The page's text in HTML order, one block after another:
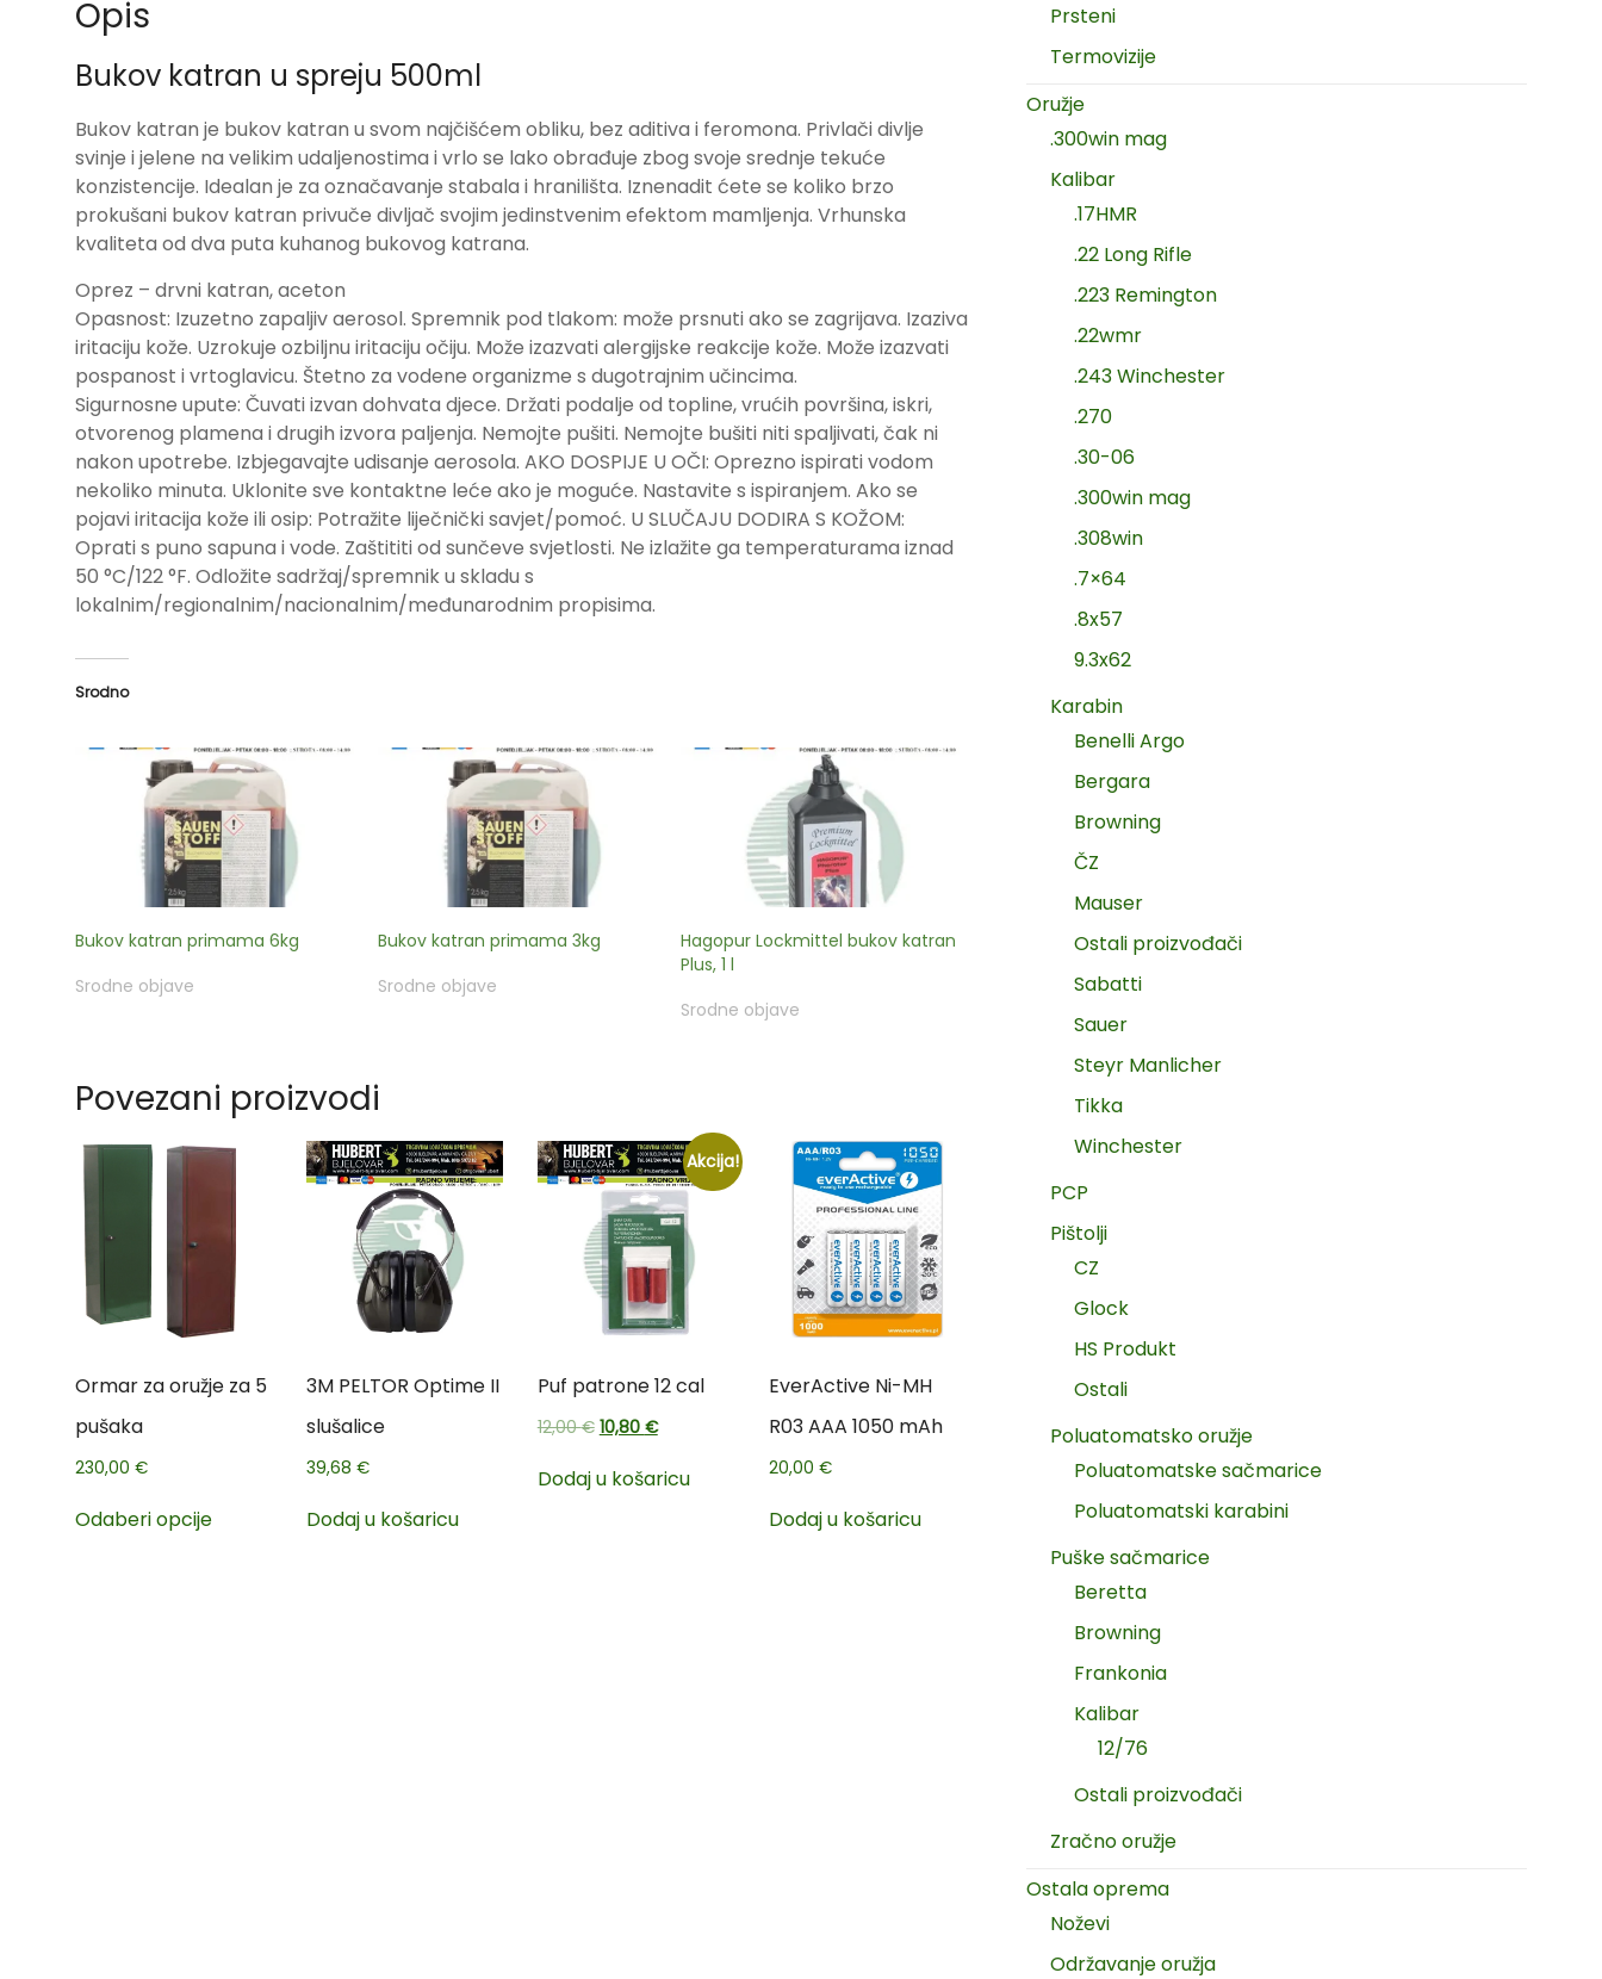
Opis
Bukov katran u spreju 500ml
Bukov katran je bukov katran u svom najčišćem obliku, bez aditiva i feromona. Privlači divlje
svinje i jelene na velikim udaljenostima i vrlo se lako obrađuje zbog svoje srednje tekuće
konzistencije. Idealan je za označavanje stabala i hranilišta. Iznenadit ćete se koliko brzo
prokušani bukov katran privuče divljač svojim jedinstvenim efektom mamljenja. Vrhunska
kvaliteta od dva puta kuhanog bukovog katrana.
Oprez – drvni katran, aceton
Opasnost: Izuzetno zapaljiv aerosol. Spremnik pod tlakom: može prsnuti ako se zagrijava. Izaziva
iritaciju kože. Uzrokuje ozbiljnu iritaciju očiju. Može izazvati alergijske reakcije kože. Može izazvati
pospanost i vrtoglavicu. Štetno za vodene organizme s dugotrajnim učincima.
Sigurnosne upute: Čuvati izvan dohvata djece. Držati podalje od topline, vrućih površina, iskri,
otvorenog plamena i drugih izvora paljenja. Nemojte pušiti. Nemojte bušiti niti spaljivati, čak ni
nakon upotrebe. Izbjegavajte udisanje aerosola. AKO DOSPIJE U OČI: Oprezno ispirati vodom
nekoliko minuta. Uklonite sve kontaktne leće ako je moguće. Nastavite s ispiranjem. Ako se
pojavi iritacija kože ili osip: Potražite liječnički savjet/pomoć. U SLUČAJU DODIRA S KOŽOM:
Oprati s puno sapuna i vode. Zaštititi od sunčeve svjetlosti. Ne izlažite ga temperaturama iznad
50 °C/122 °F. Odložite sadržaj/spremnik u skladu s
lokalnim/regionalnim/nacionalnim/međunarodnim propisima.
Srodno
Bukov katran primama 6kg
Srodne objave
Bukov katran primama 3kg
Srodne objave
Hagopur Lockmittel bukov katran
Plus, 1 l
Srodne objave
Povezani proizvodi
Ormar za oružje za 5
pušaka
230,00 €
Odaberi opcije
3M PELTOR Optime II
slušalice
39,68 €
Dodaj u košaricu
Akcija!
Puf patrone 12 cal
12,00€ 10,80 €
Dodaj u košaricu
EverActive Ni-MH
R03 AAA 1050 mAh
20,00 €
Dodaj u košaricu
Prsteni
Termovizije
Oružje
.300win mag
Kalibar
.17HMR
.22 Long Rifle
.223 Remington
.22wmr
.243 Winchester
.270
.30-06
.300win mag
.308win
.7×64
.8x57
9.3x62
Karabin
Benelli Argo
Bergara
Browning
ČZ
Mauser
Ostali proizvođači
Sabatti
Sauer
Steyr Manlicher
Tikka
Winchester
PCP
Pištolji
CZ
Glock
HS Produkt
Ostali
Poluatomatsko oružje
Poluatomatske sačmarice
Poluatomatski karabini
Puške sačmarice
Beretta
Browning
Frankonia
Kalibar
12/76
Ostali proizvođači
Zračno oružje
Ostala oprema
Noževi
Održavanje oružja